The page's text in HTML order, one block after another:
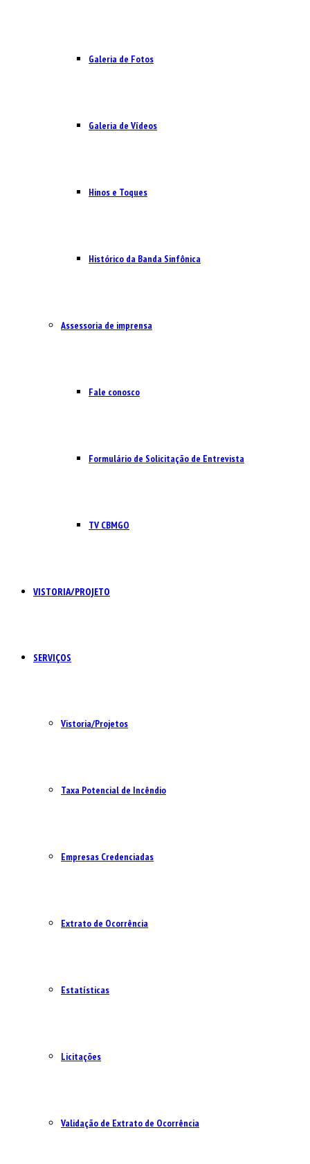
Galeria de Fotos
Galeria de Vídeos
Hinos e Toques
Histórico da Banda Sinfônica
Assessoria de imprensa
Fale conosco
Formulário de Solicitação de Entrevista
TV CBMGO
VISTORIA/PROJETO
SERVIÇOS
Vistoria/Projetos
Taxa Potencial de Incêndio
Empresas Credenciadas
Extrato de Ocorrência
Estatísticas
Licitações
Validação de Extrato de Ocorrência